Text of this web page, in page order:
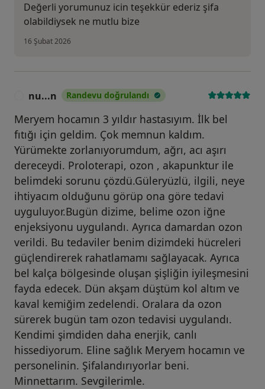
Değerli yorumunuz icin teşekkür ederiz şifa
olabildiysek ne mutlu bize
16 Şubat 2026
nu...n Randevu doğrulandı
Meryem hocamın 3 yıldır hastasıyım. İlk bel
fıtığı için geldim. Çok memnun kaldım.
Yürümekte zorlanıyorumdum, ağrı, acı aşırı
dereceydi. Proloterapi, ozon , akapunktur ile
belimdeki sorunu çözdü.Güleryüzlü, ilgili, neye
ihtiyacım olduğunu görüp ona göre tedavi
uyguluyor.Bugün dizime, belime ozon iğne
enjeksiyonu uygulandı. Ayrıca damardan ozon
verildi. Bu tedaviler benim dizimdeki hücreleri
güçlendirerek rahatlamamı sağlayacak. Ayrıca
bel kalça bölgesinde oluşan şişliğin iyileşmesini
fayda edecek. Dün akşam düştüm kol altım ve
kaval kemiğim zedelendi. Oralara da ozon
sürerek bugün tam ozon tedavisi uygulandı.
Kendimi şimdiden daha enerjik, canlı
hissediyorum. Eline sağlık Meryem hocamın ve
personelinin. Şifalandırıyorlar beni.
Minnettarım. Sevgilerimle.